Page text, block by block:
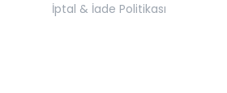
İptal & İade Politikası